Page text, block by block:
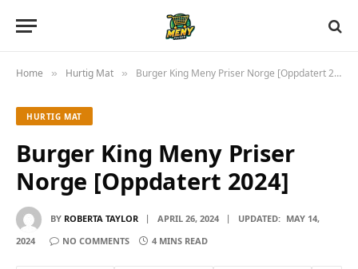
Home » Hurtig Mat » Burger King Meny Priser Norge [Oppdatert 2024]
HURTIG MAT
Burger King Meny Priser
Norge [Oppdatert 2024]
BY ROBERTA TAYLOR APRIL 26, 2024 UPDATED: MAY 14,
2024
NO COMMENTS 4 MINS READ